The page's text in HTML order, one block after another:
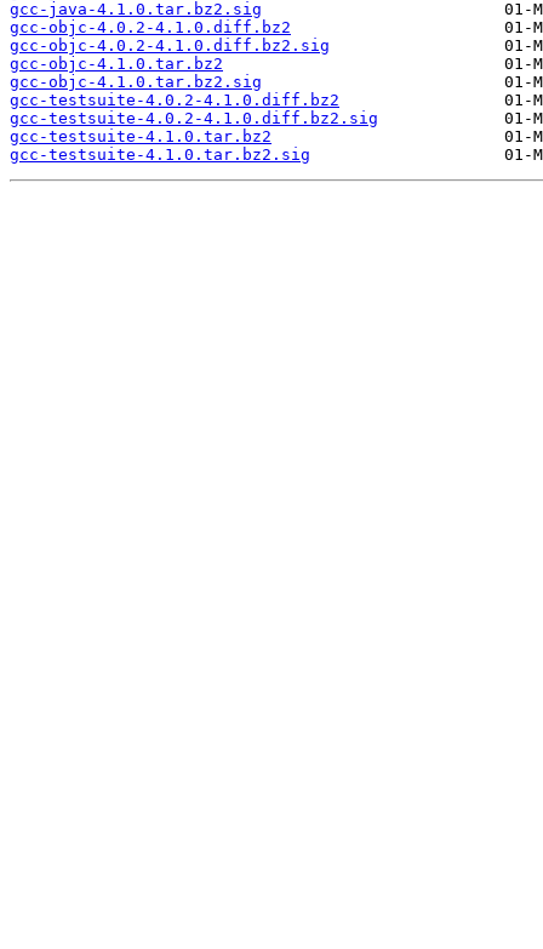
gcc-java-4.1.0.tar.bz2.sig
gcc-objc-4.0.2-4.1.0.diff.bz2
gcc-objc-4.0.2-4.1.0.diff.bz2.sig
gcc-objc-4.1.0.tar.bz2
gcc-objc-4.1.0.tar.bz2.sig
gcc-testsuite-4.0.2-4.1.0.diff.bz2
gcc-testsuite-4.0.2-4.1.0.diff.bz2.sig
gcc-testsuite-4.1.0.tar.bz2
gcc-testsuite-4.1.0.tar.bz2.sig